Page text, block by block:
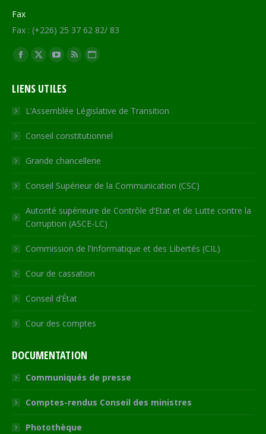
Fax
Fax : (+226) 25 37 62 82/ 83
Trouvez nous sur :
Facebook
opens
in
new
window
X
opens
in
new
window
YouTube
opens
in
new
window
RSS
in
new
window
Site
opens
in
new
LIENS UTILES
L’Assemblée Législative de Transition
Conseil constitutionnel
Grande chancellerie
Conseil Supérieur de la Communication (CSC)
Autorité supérieure de Contrôle d’Etat et de Lutte contre la
Corruption (ASCE-LC)
Commission de l’Informatique et des Libertés (CIL)
Cour de cassation
Conseil d’État
Cour des comptes
DOCUMENTATION
Communiqués de presse
Comptes-rendus Conseil des ministres
Photothèque